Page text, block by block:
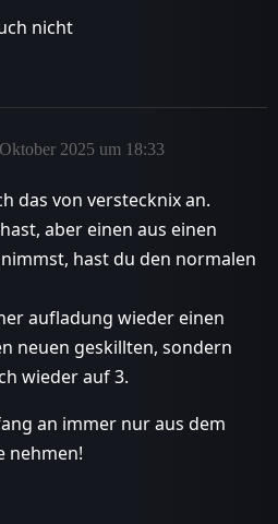
nicht
2025 um 18:33
das von verstecknix an.
aber einen aus einen
hast du den normalen
aufladung wieder einen
neuen geskillten, sondern
wieder auf 3.
an immer nur aus dem
nehmen!